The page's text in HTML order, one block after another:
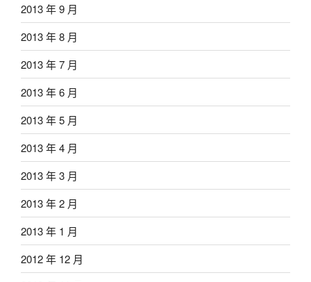
2013 年 9 月
2013 年 8 月
2013 年 7 月
2013 年 6 月
2013 年 5 月
2013 年 4 月
2013 年 3 月
2013 年 2 月
2013 年 1 月
2012 年 12 月